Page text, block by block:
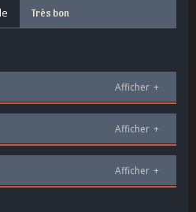
Très bon
Afficher +
Afficher +
Afficher +